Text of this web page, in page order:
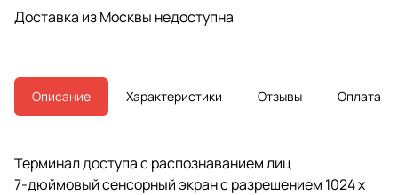
Доставка из Москвы недоступна
Описание Характеристики Отзывы Оплата
Терминал доступа с распознаванием лиц
7-дюймовый сенсорный экран с разрешением 1024 х